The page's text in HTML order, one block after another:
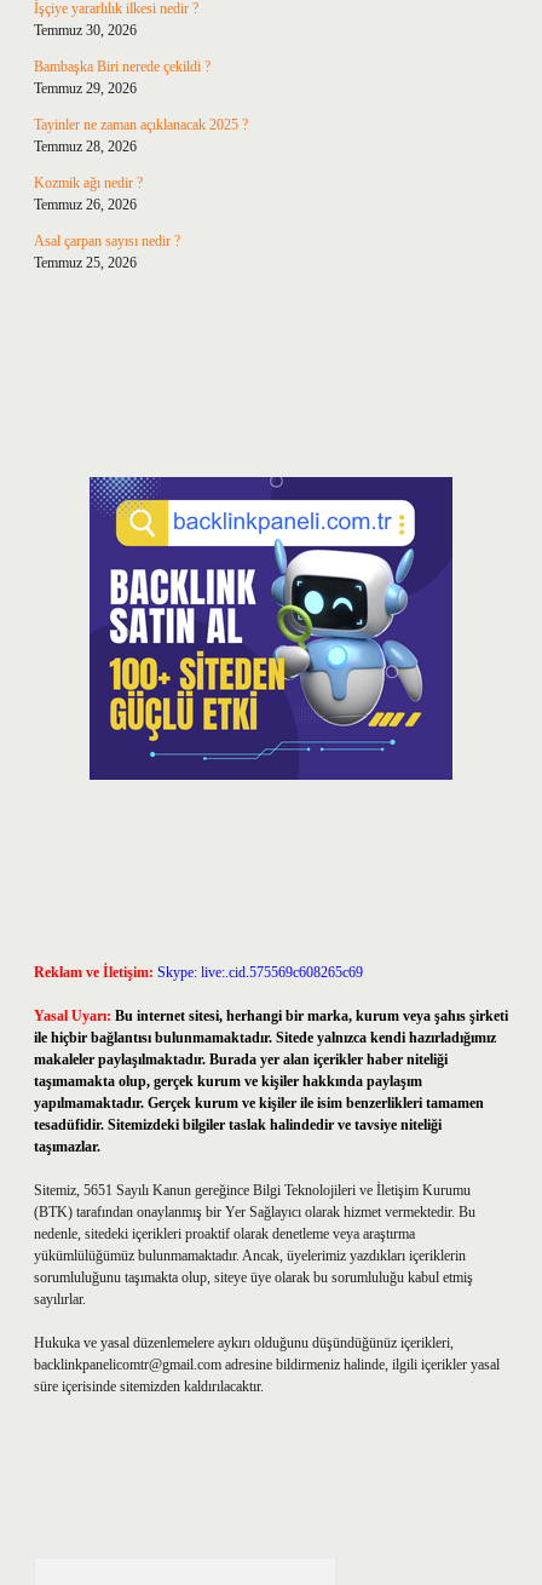
İşçiye yararlılık ilkesi nedir ?
Temmuz 30, 2026
Bambaşka Biri nerede çekildi ?
Temmuz 29, 2026
Tayinler ne zaman açıklanacak 2025 ?
Temmuz 28, 2026
Kozmik ağı nedir ?
Temmuz 26, 2026
Asal çarpan sayısı nedir ?
Temmuz 25, 2026
Reklam ve İletişim: Skype: live:.cid.575569c608265c69
Yasal Uyarı: Bu internet sitesi, herhangi bir marka, kurum veya şahıs şirketi
ile hiçbir bağlantısı bulunmamaktadır. Sitede yalnızca kendi hazırladığımız
makaleler paylaşılmaktadır. Burada yer alan içerikler haber niteliği
taşımamakta olup, gerçek kurum ve kişiler hakkında paylaşım
yapılmamaktadır. Gerçek kurum ve kişiler ile isim benzerlikleri tamamen
tesadüfidir. Sitemizdeki bilgiler taslak halindedir ve tavsiye niteliği
taşımazlar.
Sitemiz, 5651 Sayılı Kanun gereğince Bilgi Teknolojileri ve İletişim Kurumu
(BTK) tarafından onaylanmış bir Yer Sağlayıcı olarak hizmet vermektedir. Bu
nedenle, sitedeki içerikleri proaktif olarak denetleme veya araştırma
yükümlülüğümüz bulunmamaktadır. Ancak, üyelerimiz yazdıkları içeriklerin
sorumluluğunu taşımakta olup, siteye üye olarak bu sorumluluğu kabul etmiş
sayılırlar.
Hukuka ve yasal düzenlemelere aykırı olduğunu düşündüğünüz içerikleri,
backlinkpanelicomtr@gmail.com adresine bildirmeniz halinde, ilgili içerikler yasal
süre içerisinde sitemizden kaldırılacaktır.